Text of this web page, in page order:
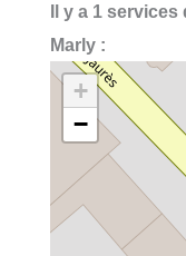
Il y a 1
Marly :
+
−